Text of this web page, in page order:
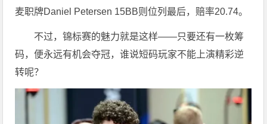
麦职牌Daniel Petersen 15BB则位列最后，赔率20.74。
不过，锦标赛的魅力就是这样——只要还有一枚筹
码，便永远有机会夺冠，谁说短码玩家不能上演精彩逆
转呢？